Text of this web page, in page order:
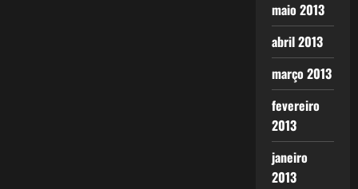
maio 2013
abril 2013
março 2013
fevereiro
2013
janeiro
2013